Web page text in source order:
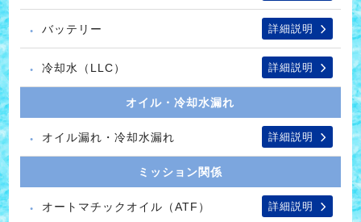
バッテリー 詳細説明
冷却水（LLC） 詳細説明
オイル・冷却水漏れ
オイル漏れ・冷却水漏れ 詳細説明
ミッション関係
オートマチックオイル（ATF） 詳細説明